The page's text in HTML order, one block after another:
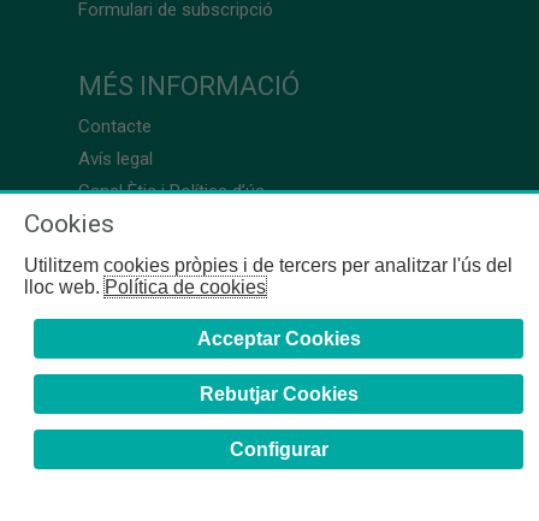
Formulari de subscripció
MÉS INFORMACIÓ
Contacte
Avís legal
Canal Ètic i Política d’ús
Cookies
Utilitzem cookies pròpies i de tercers per analitzar l'ús del
lloc web.Política de cookies
Acceptar Cookies
Rebutjar Cookies
Configurar